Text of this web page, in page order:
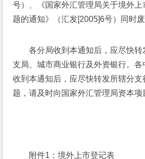
号）、《国家外汇管理局关于境外上
题的通知》（汇发[2005]6号）同时废
各分局收到本通知后，应尽快转
支局、城市商业银行及外资银行。
收到本通知后，应尽快转发所辖分支
题，请及时向国家外汇管理局资本项
附件1：境外上市登记表